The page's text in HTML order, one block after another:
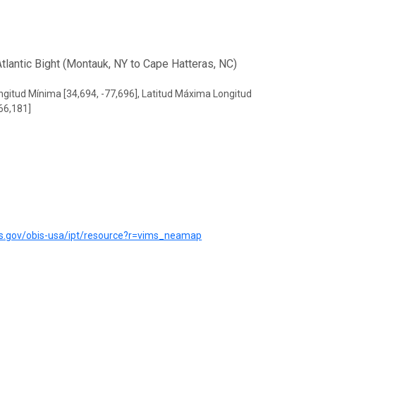
Bight (Montauk, NY to Cape Hatteras, NC)
Mínima [34,694, -77,696], Latitud Máxima Longitud
obis-usa/ipt/resource?r=vims_neamap